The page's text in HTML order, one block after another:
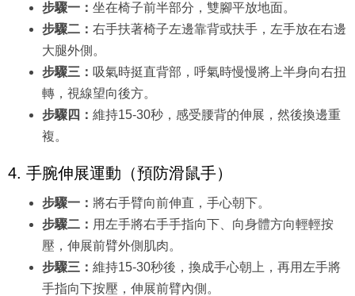
步驟一： 坐在椅子前半部分，雙腳平放地面。
步驟二： 右手扶著椅子左邊靠背或扶手，左手放在右邊
大腿外側。
步驟三： 吸氣時挺直背部，呼氣時慢慢將上半身向右扭
轉，視線望向後方。
步驟四： 維持15-30秒，感受腰背的伸展，然後換邊重
複。
4. 手腕伸展運動（預防滑鼠手）
步驟一： 將右手臂向前伸直，手心朝下。
步驟二： 用左手將右手手指向下、向身體方向輕輕按
壓，伸展前臂外側肌肉。
步驟三： 維持15-30秒後，換成手心朝上，再用左手將
手指向下按壓，伸展前臂內側。